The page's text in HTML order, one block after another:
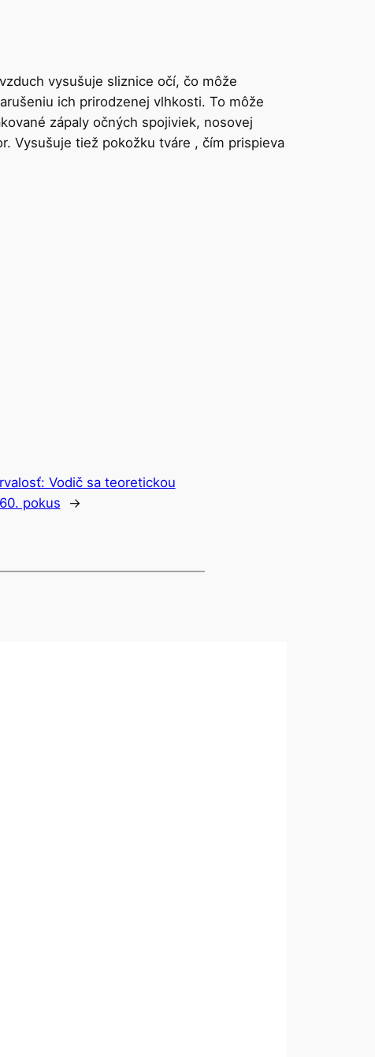
vysušuje sliznice očí, čo môže
ich prirodzenej vlhkosti. To môže
zápaly očných spojiviek, nosovej
Vysušuje tiež pokožku tváre , čím prispieva
Vodič sa teoretickou
pokus
→